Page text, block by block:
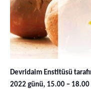
Devridaim Enstitüsü
2022 günü, 15.00 –